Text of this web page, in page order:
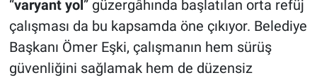
“varyant yol” güzergâhında başlatılan orta refüj
çalışması da bu kapsamda öne çıkıyor. Belediye
Başkanı Ömer Eşki, çalışmanın hem sürüş
güvenliğini sağlamak hem de düzensiz